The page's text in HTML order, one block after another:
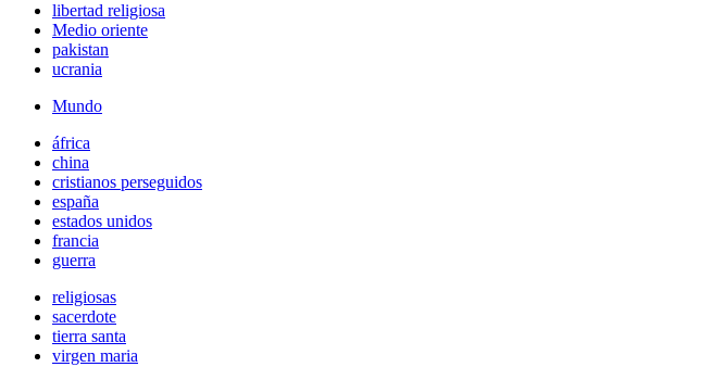
libertad religiosa
Medio oriente
pakistan
ucrania
Mundo
áfrica
china
cristianos perseguidos
españa
estados unidos
francia
guerra
religiosas
sacerdote
tierra santa
virgen maria